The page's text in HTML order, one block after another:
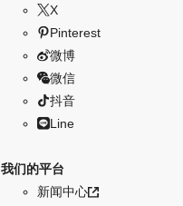
X
Pinterest
微博
微信
抖音
Line
我们的平台
新闻中心